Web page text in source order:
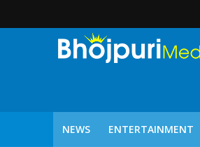
NEWS ENTERTAINMENT